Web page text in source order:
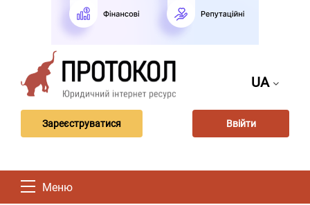
UA
Зареєструватися Ввійти
Меню